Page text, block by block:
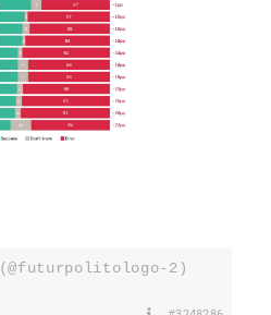
(@futurpolitologo-2)